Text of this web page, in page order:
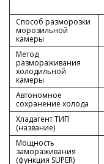
Способ разморозки
морозильной
камеры
Метод
размораживания
холодильной
камеры
Автономное
сохранение холода
Хладагент ТИП
(название)
Мощность
замораживания
(функция SUPER)